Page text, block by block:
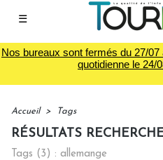
☰
Nos bureaux sont fermés du 27/
quotidienne le 24/
Accueil > Tags
RÉSULTATS
Tags (3) : allemange